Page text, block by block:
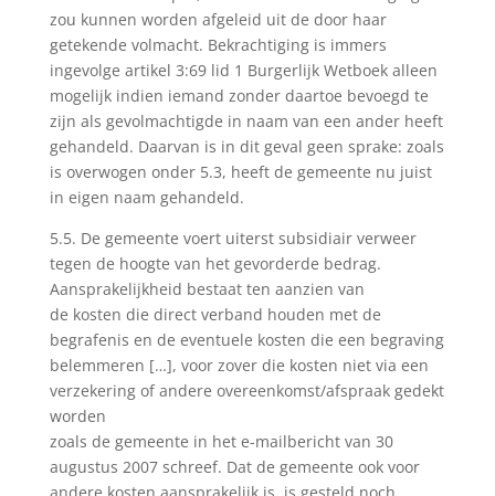
zou kunnen worden afgeleid uit de door haar
getekende volmacht. Bekrachtiging is immers
ingevolge artikel 3:69 lid 1 Burgerlijk Wetboek alleen
mogelijk indien iemand zonder daartoe bevoegd te
zijn als gevolmachtigde in naam van een ander heeft
gehandeld. Daarvan is in dit geval geen sprake: zoals
is overwogen onder 5.3, heeft de gemeente nu juist
in eigen naam gehandeld.
5.5. De gemeente voert uiterst subsidiair verweer
tegen de hoogte van het gevorderde bedrag.
Aansprakelijkheid bestaat ten aanzien van
de kosten die direct verband houden met de
begrafenis en de eventuele kosten die een begraving
belemmeren […], voor zover die kosten niet via een
verzekering of andere overeenkomst/afspraak gedekt
worden
zoals de gemeente in het e-mailbericht van 30
augustus 2007 schreef. Dat de gemeente ook voor